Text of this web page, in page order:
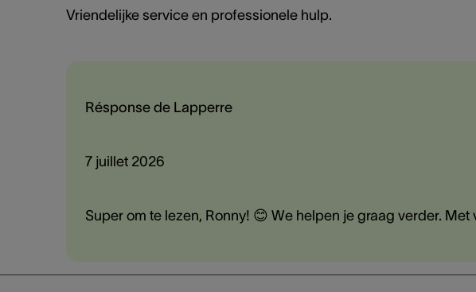
Vriendelijke service en professionele hulp.
Résponse de Lapperre
7 juillet 2026
Super om te lezen, Ronny! 😊 We helpen je graag verder.